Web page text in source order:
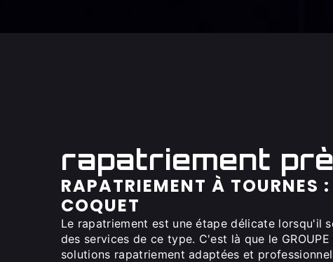
rapatriement
RAPATRIEMENT À TOURNES
COQUET
Le rapatriement est une étape délicate lorsqu'il
des services de ce type. C'est là que le
solutions rapatriement adaptées et